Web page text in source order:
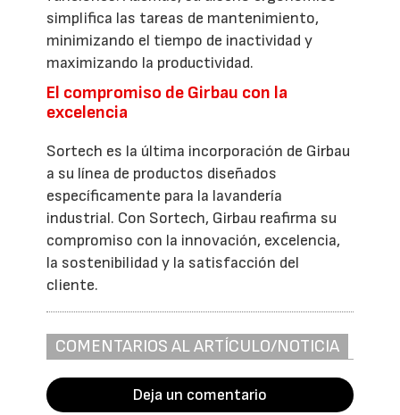
simplifica las tareas de mantenimiento,
minimizando el tiempo de inactividad y
maximizando la productividad.
El compromiso de Girbau con la
excelencia
Sortech es la última incorporación de Girbau
a su línea de productos diseñados
específicamente para la lavandería
industrial. Con Sortech, Girbau reafirma su
compromiso con la innovación, excelencia,
la sostenibilidad y la satisfacción del
cliente.
COMENTARIOS AL ARTÍCULO/NOTICIA
Deja un comentario